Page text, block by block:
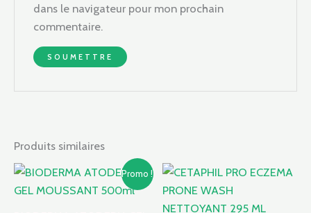
dans le navigateur pour mon prochain
commentaire.
Produits similaires
Promo !
Le
initial
actuel